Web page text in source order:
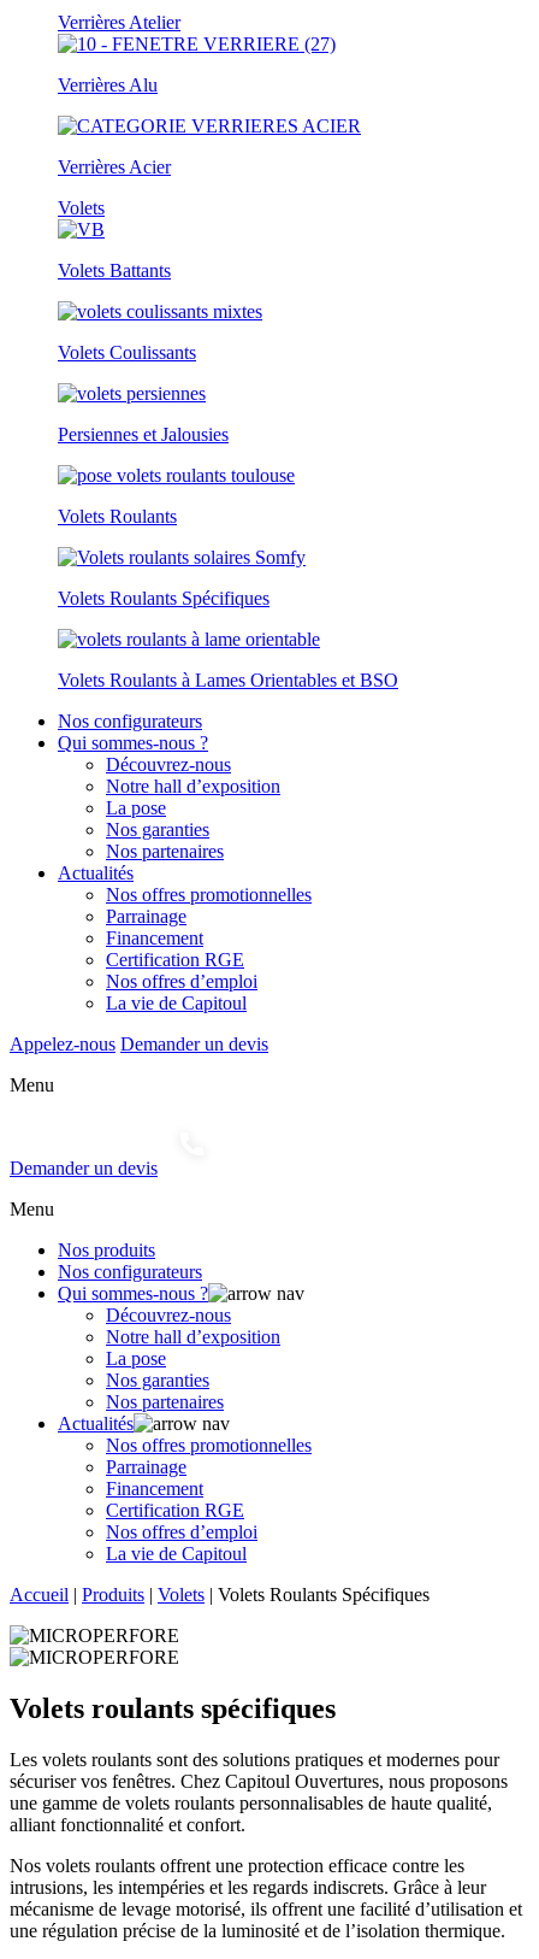
Verrières Atelier
Verrières Alu
Verrières Acier
Volets
Volets Battants
Volets Coulissants
Persiennes et Jalousies
Volets Roulants
Volets Roulants Spécifiques
Volets Roulants à Lames Orientables et BSO
Nos configurateurs
Qui sommes-nous ?
Découvrez-nous
Notre hall d’exposition
La pose
Nos garanties
Nos partenaires
Actualités
Nos offres promotionnelles
Parrainage
Financement
Certification RGE
Nos offres d’emploi
La vie de Capitoul
Appelez-nous Demander un devis
Menu
Demander un devis
Menu
Nos produits
Nos configurateurs
Qui sommes-nous ?
Découvrez-nous
Notre hall d’exposition
La pose
Nos garanties
Nos partenaires
Actualités
Nos offres promotionnelles
Parrainage
Financement
Certification RGE
Nos offres d’emploi
La vie de Capitoul
Accueil | Produits | Volets | Volets Roulants Spécifiques
Volets roulants spécifiques
Les volets roulants sont des solutions pratiques et modernes pour
sécuriser vos fenêtres. Chez Capitoul Ouvertures, nous proposons
une gamme de volets roulants personnalisables de haute qualité,
alliant fonctionnalité et confort.
Nos volets roulants offrent une protection efficace contre les
intrusions, les intempéries et les regards indiscrets. Grâce à leur
mécanisme de levage motorisé, ils offrent une facilité d’utilisation et
une régulation précise de la luminosité et de l’isolation thermique.